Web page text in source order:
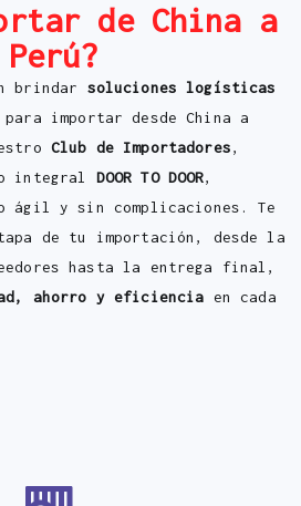
de China a
Perú?
brindar soluciones logísticas
para importar desde China a
Club de Importadores,
integral DOOR TO DOOR,
ágil y sin complicaciones. Te
de tu importación, desde la
hasta la entrega final,
ahorro y eficiencia en cada